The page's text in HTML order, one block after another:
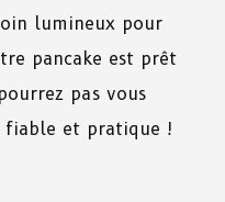
lumineux pour
pancake est prêt
pas vous
fiable et pratique !